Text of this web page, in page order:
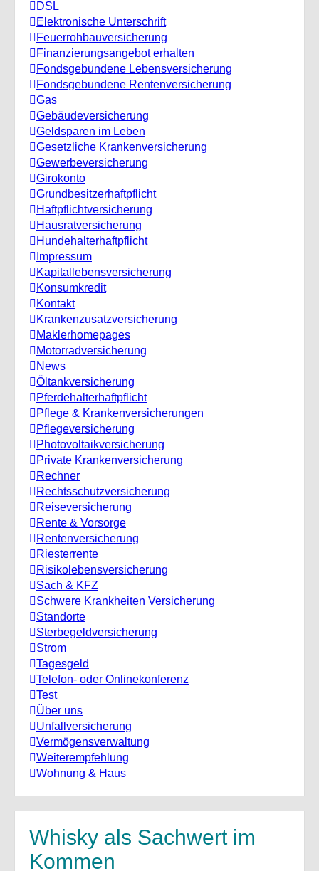
DSL
Elektronische Unterschrift
Feuerrohbauversicherung
Finanzierungsangebot erhalten
Fondsgebundene Lebensversicherung
Fondsgebundene Rentenversicherung
Gas
Gebäudeversicherung
Geldsparen im Leben
Gesetzliche Krankenversicherung
Gewerbeversicherung
Girokonto
Grundbesitzerhaftpflicht
Haftpflichtversicherung
Hausratversicherung
Hundehalterhaftpflicht
Impressum
Kapitallebensversicherung
Konsumkredit
Kontakt
Krankenzusatzversicherung
Maklerhomepages
Motorradversicherung
News
Öltankversicherung
Pferdehalterhaftpflicht
Pflege & Krankenversicherungen
Pflegeversicherung
Photovoltaikversicherung
Private Krankenversicherung
Rechner
Rechtsschutzversicherung
Reiseversicherung
Rente & Vorsorge
Rentenversicherung
Riesterrente
Risikolebensversicherung
Sach & KFZ
Schwere Krankheiten Versicherung
Standorte
Sterbegeldversicherung
Strom
Tagesgeld
Telefon- oder Onlinekonferenz
Test
Über uns
Unfallversicherung
Vermögensverwaltung
Weiterempfehlung
Wohnung & Haus
Whisky als Sachwert im
Kommen